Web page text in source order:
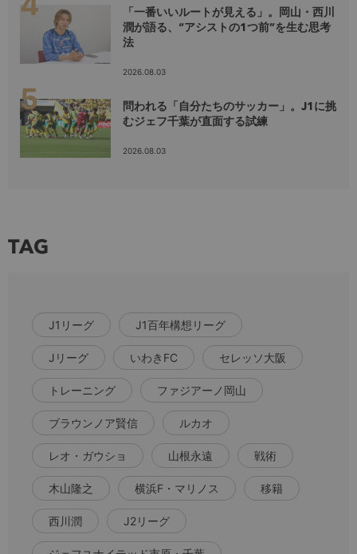
「一番いいルートが見える」。岡山・西川
潤が語る、“アシストの1つ前”を生む思考
法
2026.08.03
問われる「自分たちのサッカー」。J1に挑
むジェフ千葉が直面する試練
2026.08.03
TAG
J1リーグ J1百年構想リーグ
Jリーグ いわきFC セレッソ大阪
トレーニング ファジアーノ岡山
ブラウンノア賢信 ルカオ
レオ・ガウショ 山根永遠 戦術
木山隆之 横浜F・マリノス 移籍
西川潤 J2リーグ